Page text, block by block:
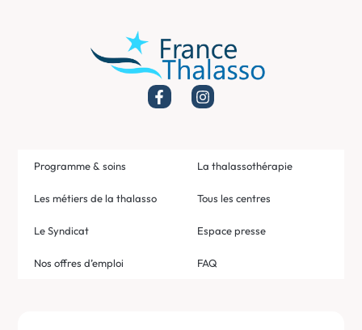
Programme & soins
Les métiers de la thalasso
Le Syndicat
Nos offres d’emploi
La thalassothérapie
Tous les centres
Espace presse
FAQ